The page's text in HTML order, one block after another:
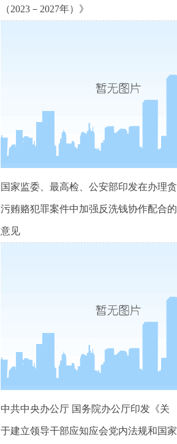
（2023－2027年）》
国家监委、最高检、公安部印发在办理贪
污贿赂犯罪案件中加强反洗钱协作配合的
意见
中共中央办公厅 国务院办公厅印发《关
于建立领导干部应知应会党内法规和国家